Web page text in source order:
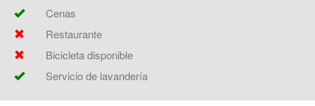
Cenas
Restaurante
Bicicleta disponible
Servicio de lavandería